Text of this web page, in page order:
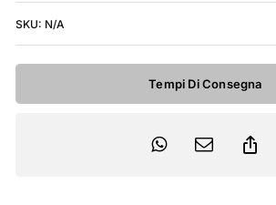
Twilight
SKU: N/A
Tempi Di Consegna